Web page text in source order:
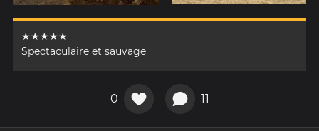
★★★★★
Spectaculaire et sauvage
0 11